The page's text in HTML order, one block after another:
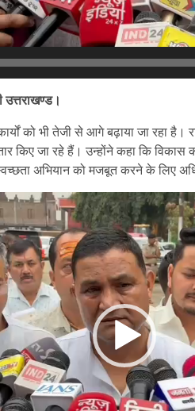
उत्तराखण्ड।
को भी तेजी से आगे बढ़ाया जा रहा है।
किए जा रहे हैं। उन्होंने कहा कि
अभियान को मजबूत करने के लिए